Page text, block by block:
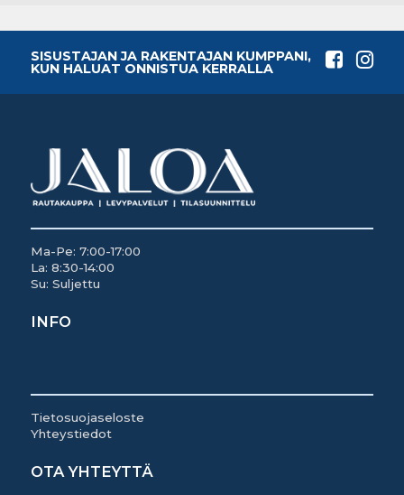
SISUSTAJAN JA RAKENTAJAN KUMPPANI,
KUN HALUAT ONNISTUA KERRALLA
Ma-Pe: 7:00-17:00
La: 8:30-14:00
Su: Suljettu
INFO
Tietosuojaseloste
Yhteystiedot
OTA YHTEYTTÄ